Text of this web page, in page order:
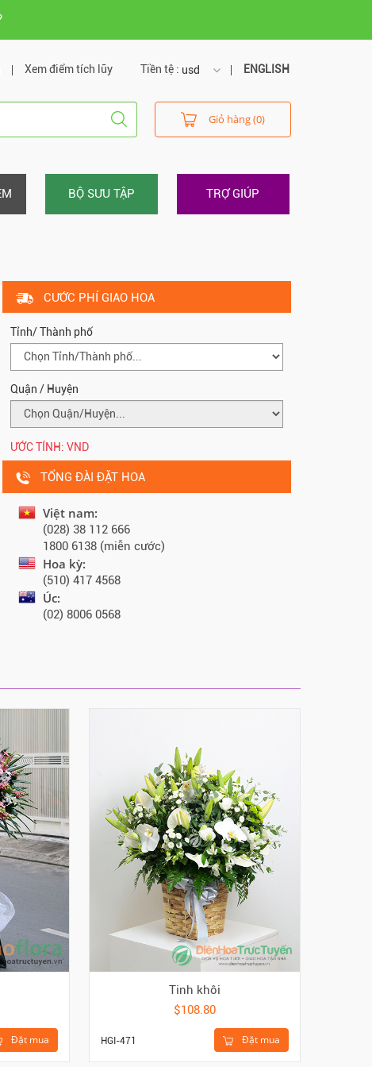
Tiền tệ : usd
usd
vnd
ENGLISH
Xem điểm tích lũy
Giỏ hàng (0)
BỘ SƯU TẬP TRỢ GIÚP
CƯỚC PHÍ GIAO HOA
Tỉnh/ Thành phố
Quận / Huyện
ƯỚC TÍNH: VND
TỔNG ĐÀI ĐẶT HOA
Việt nam:
(028) 38 112 666
1800 6138 (miễn cước)
Hoa kỳ:
(510) 417 4568
Úc:
(02) 8006 0568
Đặt mua
Tinh khôi
$108.80
Đặt mua
HGI-471